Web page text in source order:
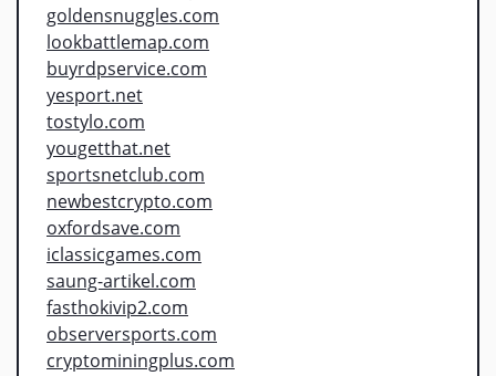
goldensnuggles.com
lookbattlemap.com
buyrdpservice.com
yesport.net
tostylo.com
yougetthat.net
sportsnetclub.com
newbestcrypto.com
oxfordsave.com
iclassicgames.com
saung-artikel.com
fasthokivip2.com
observersports.com
cryptominingplus.com